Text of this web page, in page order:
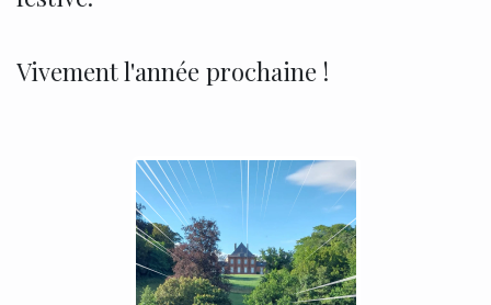
Vivement l'année prochaine !